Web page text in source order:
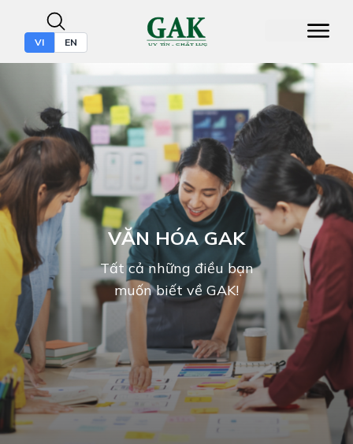
VI EN
VĂN HÓA GAK
Tất cả những điều bạn
muốn biết về GAK!